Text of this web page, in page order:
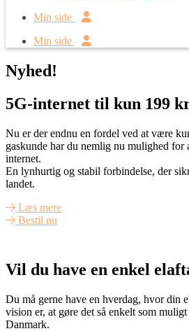
Min side
Min side
Nyhed!
5G-internet til kun 199
Nu er der endnu en fordel ved at være
gaskunde har du nemlig nu mulighed for
internet.
En lynhurtig og stabil forbindelse, der
landet.
Læs mere
Bestil nu
Vil du have en enkel
Du må gerne have en hverdag, hvor din
vision er, at gøre det så enkelt som
Danmark.